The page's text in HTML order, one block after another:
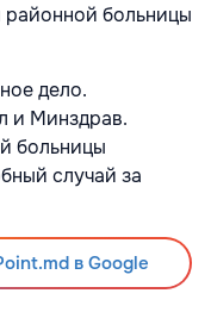
больницы
дело.
и Минздрав.
больницы
случай за
в Google